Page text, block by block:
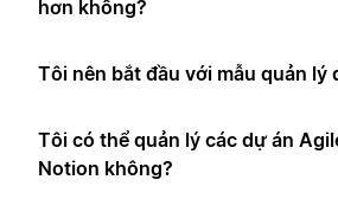
hơn không?
Tôi nên bắt đầu với mẫu quản lý
Tôi có thể quản lý các dự án
Notion không?